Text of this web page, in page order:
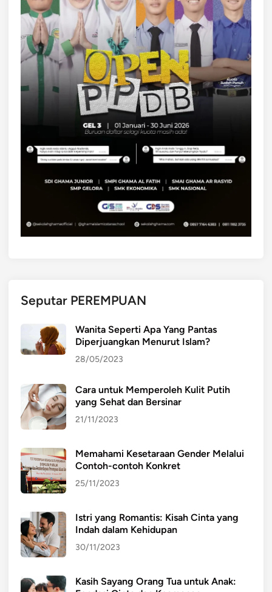
Seputar PEREMPUAN
Wanita Seperti Apa Yang Pantas
Diperjuangkan Menurut Islam?
28/05/2023
Cara untuk Memperoleh Kulit Putih
yang Sehat dan Bersinar
21/11/2023
Memahami Kesetaraan Gender Melalui
Contoh-contoh Konkret
25/11/2023
Istri yang Romantis: Kisah Cinta yang
Indah dalam Kehidupan
30/11/2023
Kasih Sayang Orang Tua untuk Anak: